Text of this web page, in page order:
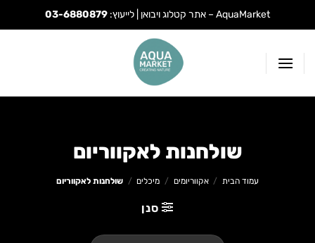
AquaMarket – אתר קטלוג ויבואן | לייעוץ: 03-6880879
content
שולחנות לאקווריום
עמוד הבית / אקווריומים / מיכלים / שולחנות לאקווריום
סנן